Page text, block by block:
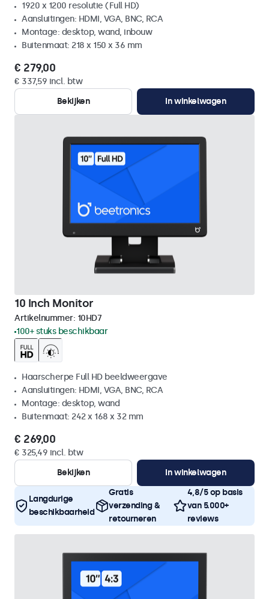
1920 x 1200 resolutie (Full HD)
Aansluitingen: HDMI, VGA, BNC, RCA
Montage: desktop, wand, inbouw
Buitenmaat: 218 x 150 x 36 mm
€ 279,00
€ 337,59 incl. btw
Bekijken
In winkelwagen
10 Inch Monitor
Artikelnummer: 10HD7
100+ stuks beschikbaar
Haarscherpe Full HD beeldweergave
Aansluitingen: HDMI, VGA, BNC, RCA
Montage: desktop, wand
Buitenmaat: 242 x 168 x 32 mm
€ 269,00
€ 325,49 incl. btw
Bekijken
In winkelwagen
Langdurige
beschikbaarheid
Gratis
verzending &
retourneren
4,8/5 op basis
van 5.000+
reviews